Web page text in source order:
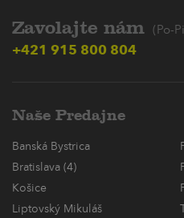
Zavolajte nám (Po-
+421 915 800 804
Naše Predajne
Banská Bystrica
Bratislava (4)
Košice
Liptovský Mikuláš